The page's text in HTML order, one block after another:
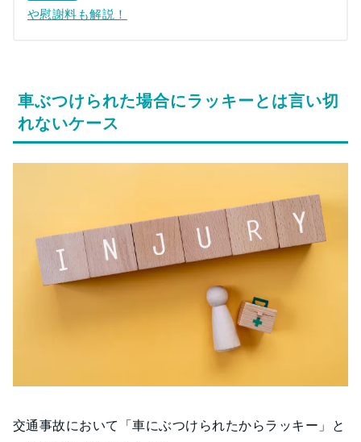
や慰謝料も解説！
車ぶつけられた場合にラッキーとは言い切
れないケース
交通事故において「車にぶつけられたからラッキー」と